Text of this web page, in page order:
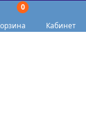
0
Кабинет